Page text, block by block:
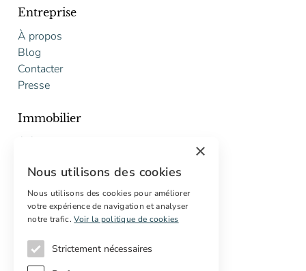
Entreprise
À propos
Blog
Contacter
Presse
Immobilier
Acheter
Proposition gratuite de restauration
Services
Acheteurs internationaux
Propriétés off-market
×
Nous utilisons des cookies
Nous utilisons des cookies pour améliorer
votre expérience de navigation et analyser
notre trafic. Voir la politique de cookies
Strictement nécessaires